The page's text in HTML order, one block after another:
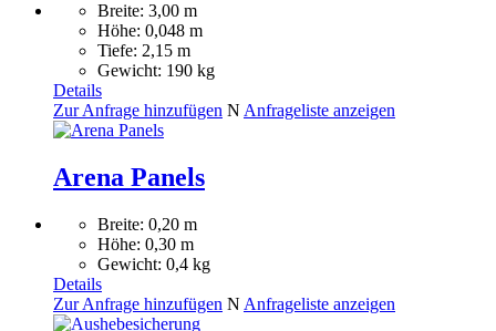
Breite: 3,00 m
Höhe: 0,048 m
Tiefe: 2,15 m
Gewicht: 190 kg
Details
Zur Anfrage hinzufügen N Anfrageliste anzeigen
Arena Panels
Breite: 0,20 m
Höhe: 0,30 m
Gewicht: 0,4 kg
Details
Zur Anfrage hinzufügen N Anfrageliste anzeigen